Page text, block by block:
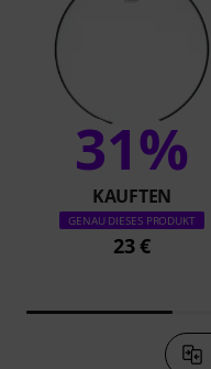
31%
KAUFTEN
GENAU DIESES PRODUKT
23 €